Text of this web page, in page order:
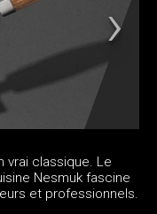
vrai classique. Le
Nesmuk fascine
et professionnels.